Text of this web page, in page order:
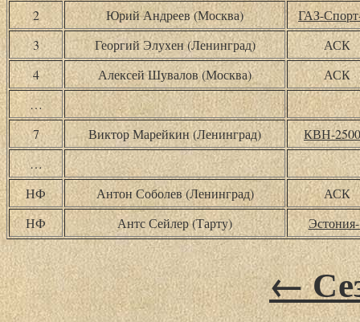
2 Юрий Андреев (Москва)
ГАЗ-
3
Георгий Элухен (Ленинград)
АСК
4
Алексей Шувалов (Москва)
АСК
…
7
Виктор Марейкин (Ленинград)
КВН-
…
НФ
Антон Соболев (Ленинград)
АСК
НФ
Антс Сейлер (Тарту)
←